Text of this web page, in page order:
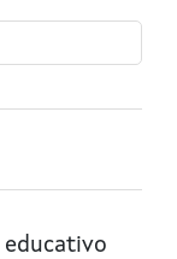
educativo